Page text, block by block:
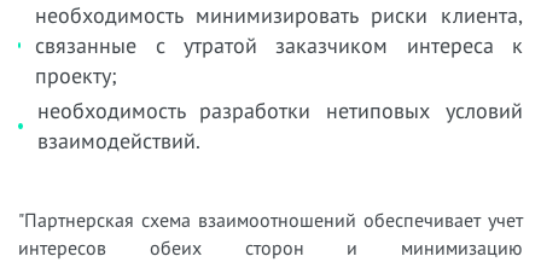
необходимость минимизировать риски клиента,
связанные с утратой заказчиком интереса к
проекту;
необходимость разработки нетиповых условий
взаимодействий.
"Партнерская схема взаимоотношений обеспечивает учет
интересов обеих сторон и минимизацию